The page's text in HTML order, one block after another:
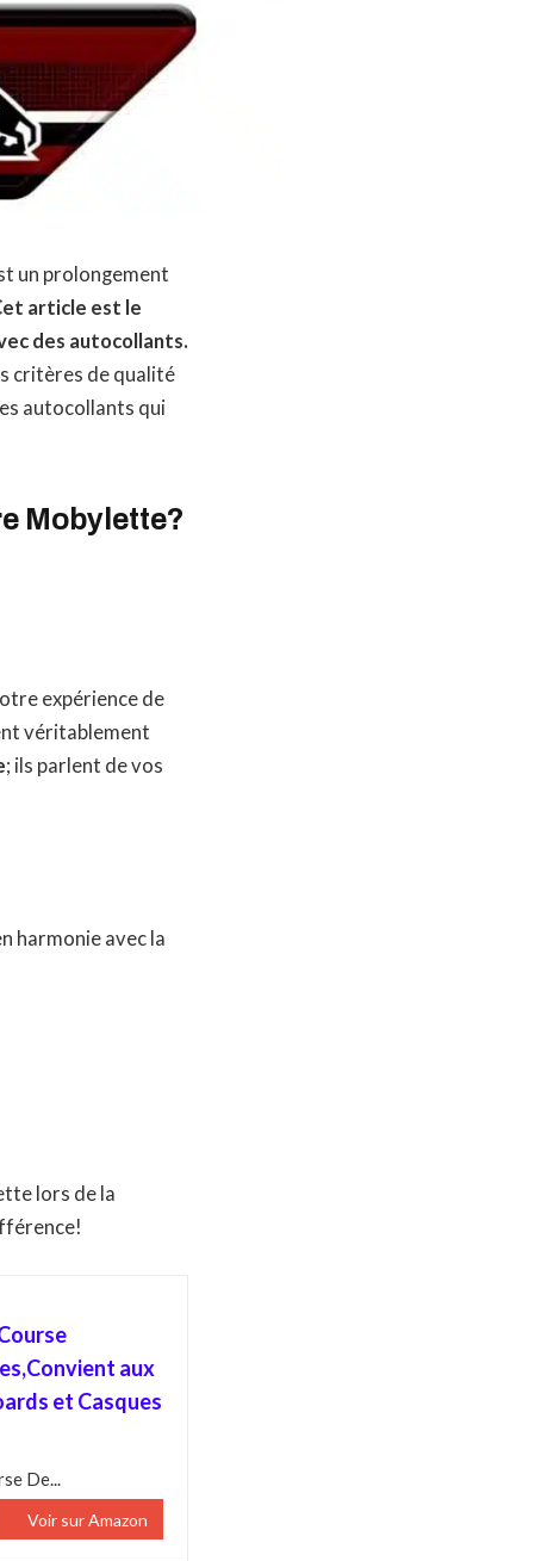
un prolongement
article est le
des autocollants.
critères de qualité
autocollants qui
Mobylette?
expérience de
véritablement
; ils parlent de vos
harmonie avec la
lors de la
aux
et Casques
De...
Voir sur Amazon